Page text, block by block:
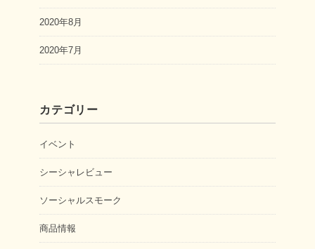
2020年8月
2020年7月
カテゴリー
イベント
シーシャレビュー
ソーシャルスモーク
商品情報